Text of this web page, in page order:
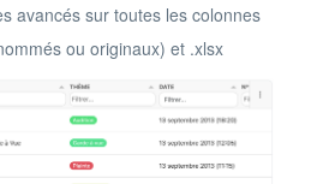
avancés sur toutes les colonnes
ou originaux) et .xlsx